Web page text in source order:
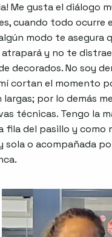
Me gusta el diálogo
cuando todo ocurre
modo te asegura
y no te
decorados. No soy
cortan el momento
largas; por lo demás
técnicas. Tengo la
fila del pasillo y como
sola o acompañada